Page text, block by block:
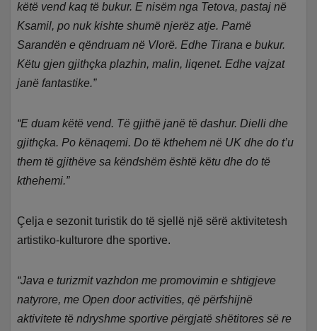
këtë vend kaq të bukur. E nisëm nga Tetova, pastaj në
Ksamil, po nuk kishte shumë njerëz atje. Pamë
Sarandën e qëndruam në Vlorë. Edhe Tirana e bukur.
Këtu gjen gjithçka plazhin, malin, liqenet. Edhe vajzat
janë fantastike.”
“E duam këtë vend. Të gjithë janë të dashur. Dielli dhe
gjithçka. Po kënaqemi. Do të kthehem në UK dhe do t’u
them të gjithëve sa këndshëm është këtu dhe do të
kthehemi.”
Çelja e sezonit turistik do të sjellë një sërë aktivitetesh
artistiko-kulturore dhe sportive.
“Java e turizmit vazhdon me promovimin e shtigjeve
natyrore, me Open door activities, që përfshijnë
aktivitete të ndryshme sportive përgjatë shëtitores së re